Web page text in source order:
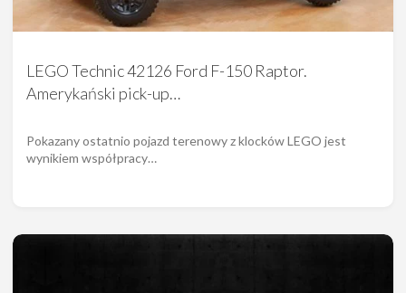
LEGO Technic 42126 Ford F-150 Raptor.
Amerykański pick-up…
Pokazany ostatnio pojazd terenowy z klocków LEGO jest
wynikiem współpracy…